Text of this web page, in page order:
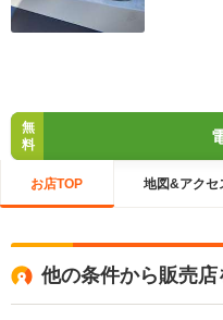
無
料
お店TOP 地図&アクセ
他の条件から販売店